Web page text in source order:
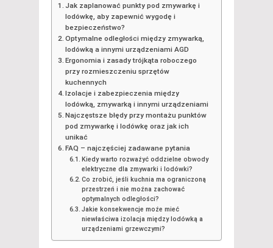
Jak zaplanować punkty pod zmywarkę i
lodówkę, aby zapewnić wygodę i
bezpieczeństwo?
Optymalne odległości między zmywarką,
lodówką a innymi urządzeniami AGD
Ergonomia i zasady trójkąta roboczego
przy rozmieszczeniu sprzętów
kuchennych
Izolacje i zabezpieczenia między
lodówką, zmywarką i innymi urządzeniami
Najczęstsze błędy przy montażu punktów
pod zmywarkę i lodówkę oraz jak ich
unikać
FAQ – najczęściej zadawane pytania
Kiedy warto rozważyć oddzielne obwody
elektryczne dla zmywarki i lodówki?
Co zrobić, jeśli kuchnia ma ograniczoną
przestrzeń i nie można zachować
optymalnych odległości?
Jakie konsekwencje może mieć
niewłaściwa izolacja między lodówką a
urządzeniami grzewczymi?